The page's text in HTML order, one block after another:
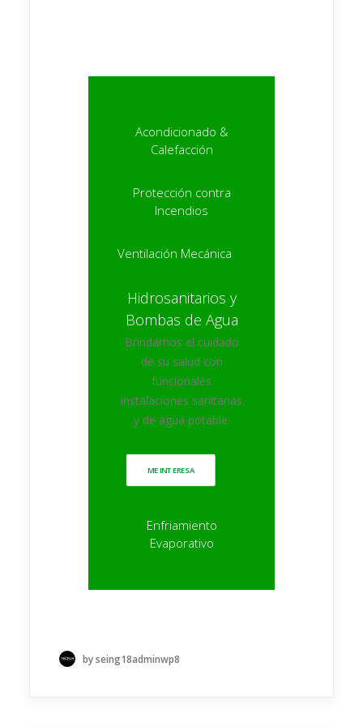
Acondicionado &
Calefacción
Protección contra
Incendios
Ventilación Mecánica
Hidrosanitarios y
Bombas de Agua
Brindamos el cuidado
de su salud con
funcionales
instalaciones sanitarias
y de agua potable.
ME INTERESA
Enfriamiento
Evaporativo
by seing18adminwp8